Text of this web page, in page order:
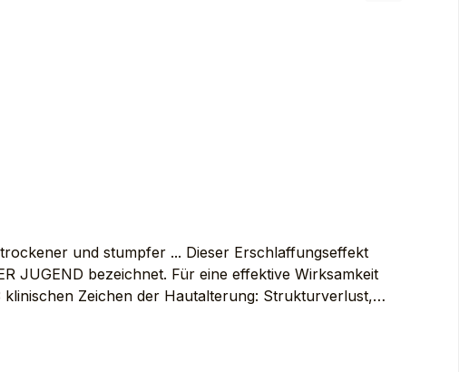
und stumpfer ... Dieser Erschlaffungseffekt
JUGEND bezeichnet. Für eine effektive Wirksamkeit
klinischen Zeichen der Hautalterung: Strukturverlust,
und Vanille-Polyphenolen hilft, empfindliche
ZU NÄHREN. Anwendung Täglich. Morgens auf
TETRACAPRYLATE/TETRACAPRATE.